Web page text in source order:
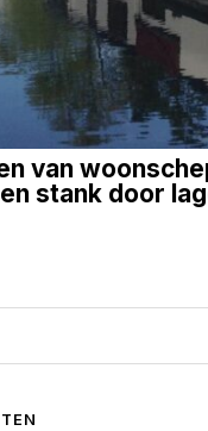
van
stank door